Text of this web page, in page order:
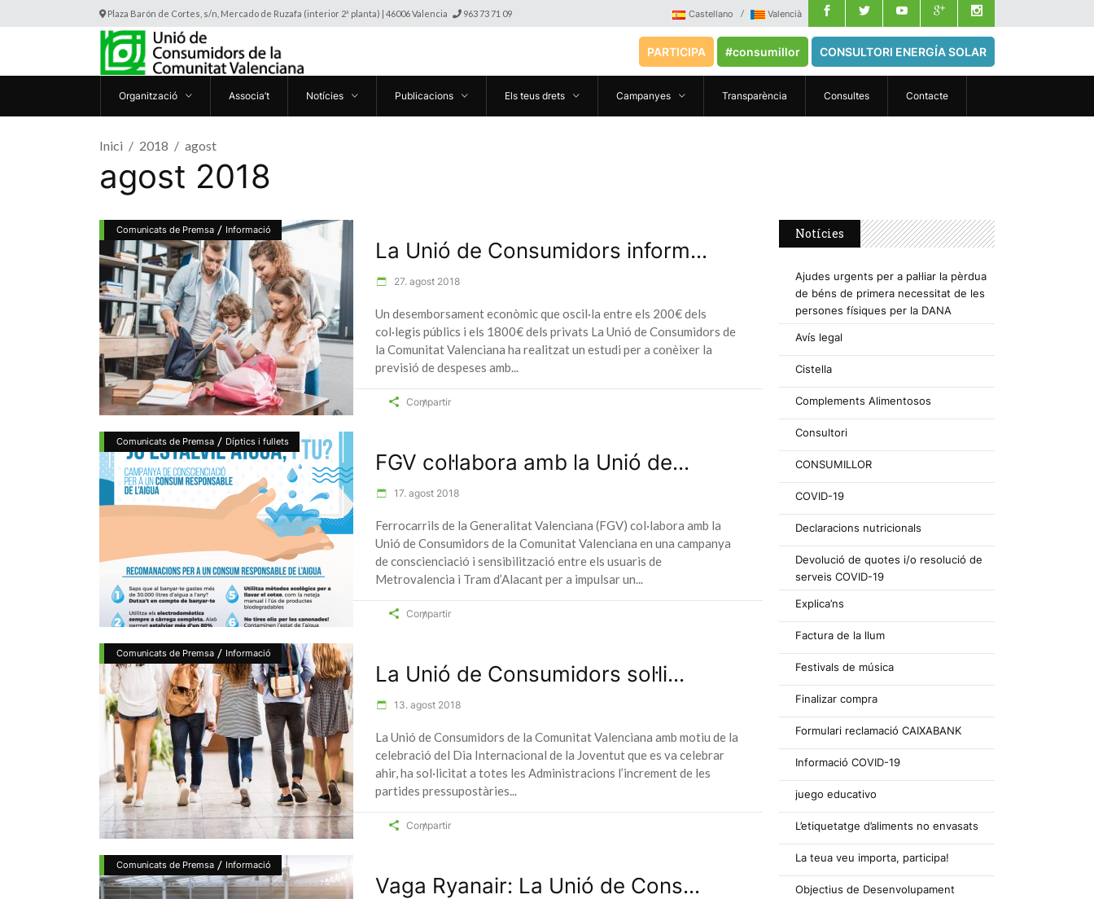
Plaza Barón de Cortes, s/n, Mercado de Ruzafa (interior 2ª planta) | 46006 Valencia 963 73 71 09 Castellano Valencià
PARTICIPA #consumillor CONSULTORI ENERGÍA SOLAR
Organització Associa’t Notícies Publicacions Els teus drets Campanyes Transparència Consultes Contacte
Inici 2018 agost
agost 2018
Comunicats de Premsa / Informació
La Unió de Consumidors inform...
27. agost 2018
Un desemborsament econòmic que oscil·la entre els 200€ dels
col·legis públics i els 1800€ dels privats La Unió de Consumidors de
la Comunitat Valenciana ha realitzat un estudi per a conèixer la
previsió de despeses amb
Compartir
Comunicats de Premsa / Díptics i fullets
FGV col·labora amb la Unió de...
17. agost 2018
Ferrocarrils de la Generalitat Valenciana (FGV) col·labora amb la
Unió de Consumidors de la Comunitat Valenciana en una campanya
de conscienciació i sensibilització entre els usuaris de
Metrovalencia i Tram d’Alacant per a impulsar un
Compartir
Comunicats de Premsa / Informació
La Unió de Consumidors sol·li...
13. agost 2018
La Unió de Consumidors de la Comunitat Valenciana amb motiu de la
celebració del Dia Internacional de la Joventut que es va celebrar
ahir, ha sol·licitat a totes les Administracions l’increment de les
partides pressupostàries
Compartir
Comunicats de Premsa / Informació
Vaga Ryanair: La Unió de Cons...
Notícies
Ajudes urgents per a pal·liar la pèrdua
de béns de primera necessitat de les
persones físiques per la DANA
Avís legal
Cistella
Complements Alimentosos
Consultori
CONSUMILLOR
COVID-19
Declaracions nutricionals
Devolució de quotes i/o resolució de
serveis COVID-19
Explica’ns
Factura de la llum
Festivals de música
Finalizar compra
Formulari reclamació CAIXABANK
Informació COVID-19
juego educativo
L’etiquetatge d’aliments no envasats
La teua veu importa, participa!
Objectius de Desenvolupament